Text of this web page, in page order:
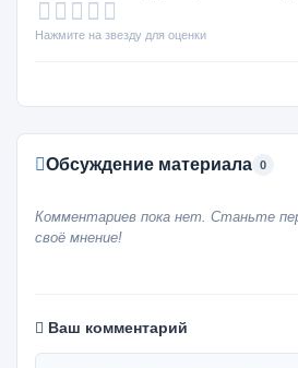
Нажмите на звезду для оценки
Обсуждение материала 0
Комментариев пока нет. Станьте
своё мнение!
Ваш комментарий